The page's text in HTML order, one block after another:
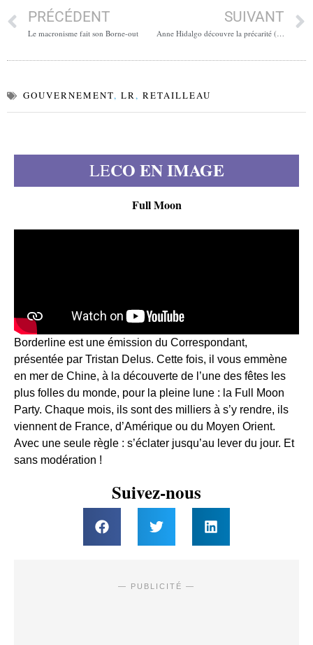
PRÉCÉDENT
Le macronisme fait son Borne-out
SUIVANT
Anne Hidalgo découvre la précarité (à 4 900 euros)
GOUVERNEMENT, LR, RETAILLEAU
LECO EN IMAGE
Full Moon
Borderline est une émission du Correspondant,
présentée par Tristan Delus. Cette fois, il vous emmène
en mer de Chine, à la découverte de l’une des fêtes les
plus folles du monde, pour la pleine lune : la Full Moon
Party. Chaque mois, ils sont des milliers à s’y rendre, ils
viennent de France, d’Amérique ou du Moyen Orient.
Avec une seule règle : s’éclater jusqu’au lever du jour. Et
sans modération !
Suivez-nous
— PUBLICITÉ —